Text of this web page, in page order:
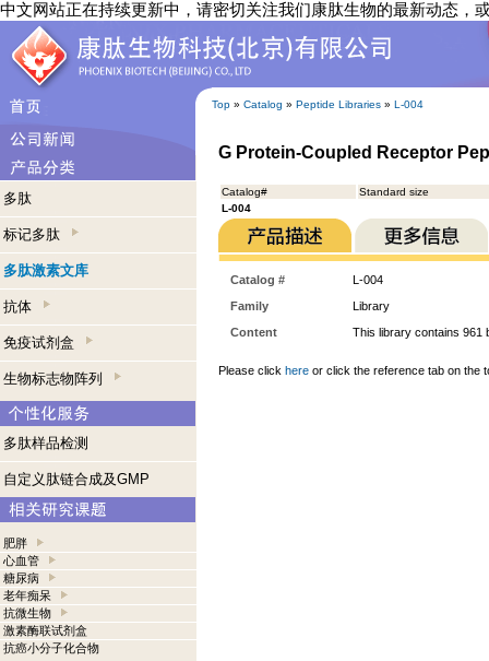
中文网站正在持续更新中，请密切关注我们康肽生物的最新动态，
Top » Catalog » Peptide Libraries » L-004
多肽
标记多肽
多肽激素文库
抗体
免疫试剂盒
生物标志物阵列
多肽样品检测
自定义肽链合成及GMP
肥胖
心血管
糖尿病
老年痴呆
抗微生物
激素酶联试剂盒
抗癌小分子化合物
G Protein-Coupled Receptor
Catalog#
Standard size
L-004
Catalog #
L-004
Family
Library
Content
This library contains 961
Please click here or click the reference tab on the